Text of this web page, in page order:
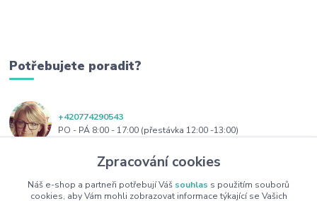
Potřebujete poradit?
+420774290543
PO - PÁ 8:00 - 17:00 (přestávka 12:00 -13:00)
obchod@blanceta.czZpracování cookies
Náš e-shop a partneři potřebují Váš souhlas s použitím souborů
cookies, aby Vám mohli zobrazovat informace týkající se Vašich